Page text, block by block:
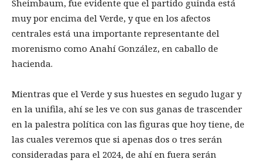
Sheimbaum, fue evidente que el partido guinda está
muy por encima del Verde, y que en los afectos
centrales está una importante representante del
morenismo como Anahí González, en caballo de
hacienda.
Mientras que el Verde y sus huestes en segudo lugar y
en la unifila, ahí se les ve con sus ganas de trascender
en la palestra política con las figuras que hoy tiene, de
las cuales veremos que si apenas dos o tres serán
consideradas para el 2024, de ahí en fuera serán